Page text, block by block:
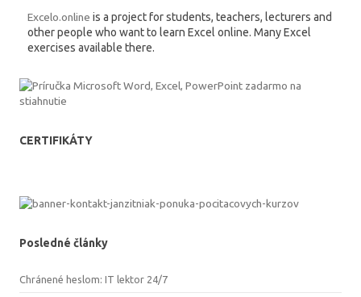
Excelo.online is a project for students, teachers, lecturers and
other people who want to learn Excel online. Many Excel
exercises available there.
CERTIFIKÁTY
Posledné články
Chránené heslom: IT lektor 24/7